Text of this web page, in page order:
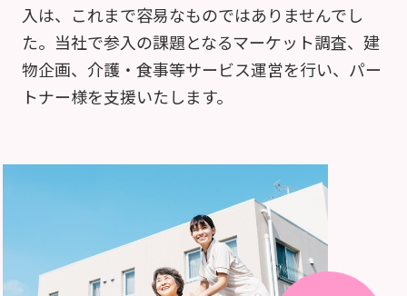
入は、これまで容易なものではありませんでし
た。当社で参入の課題となるマーケット調査、建
物企画、介護・食事等サービス運営を行い、パー
トナー様を支援いたします。